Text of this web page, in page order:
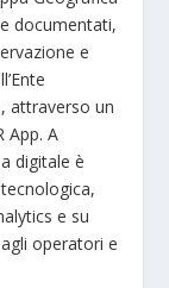
documentati,
e
attraverso un
App. A
digitale è
e su
operatori e